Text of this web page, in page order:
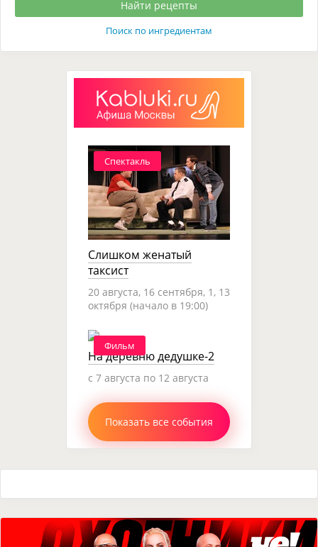
Поиск по ингредиентам
Спектакль
Слишком женатый
таксист
20 августа, 16 сентября, 1, 13
октября (начало в 19:00)
Фильм
На деревню дедушке-2
c 7 августа по 12 августа
Показать все события